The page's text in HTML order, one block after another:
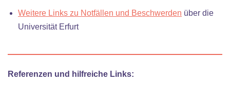
Weitere Links zu Notfällen und Beschwerden über die
Universität Erfurt
Referenzen und hilfreiche Links: